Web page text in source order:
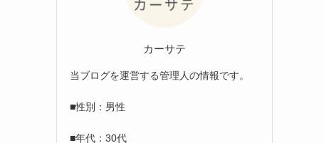
カーサテ
当ブログを運営する管理人の情報です。
■性別：男性
■年代：30代